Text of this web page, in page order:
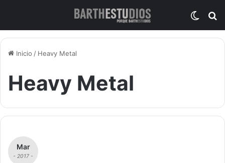
Inicio / Heavy Metal
Heavy Metal
Mar
- 2017 -